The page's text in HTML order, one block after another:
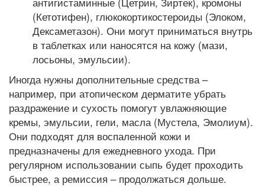
(Кетотифен), глюкокортикостероиды (Элоком,
Дексаметазон). Они могут приниматься внутрь
в таблетках или наносятся на кожу (мази,
лосьоны, эмульсии).
Иногда нужны дополнительные средства –
например, при атопическом дерматите убрать
раздражение и сухость помогут увлажняющие
кремы, эмульсии, гели, масла (Мустела, Эмолиум).
Они подходят для воспаленной кожи и
предназначены для ежедневного ухода. При
регулярном использовании сыпь будет проходить
быстрее, а ремиссия – продолжаться дольше.